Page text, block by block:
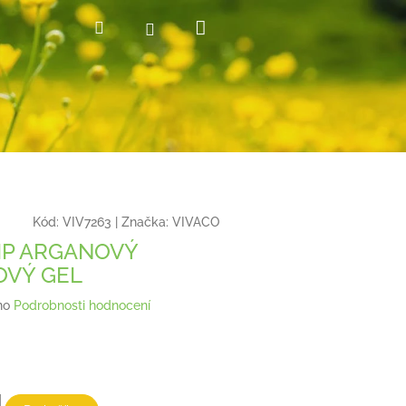
HledatPřihlášení
košík
Kód: VIV7263 Značka: VIVACO
ARGANOVÝ
GEL
Podrobnosti hodnocení